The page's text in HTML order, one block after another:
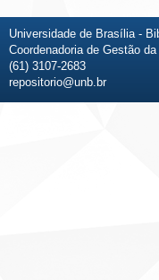
Universidade de Brasília -
Coordenadoria de Gestão
(61) 3107-2683
repositorio@unb.br